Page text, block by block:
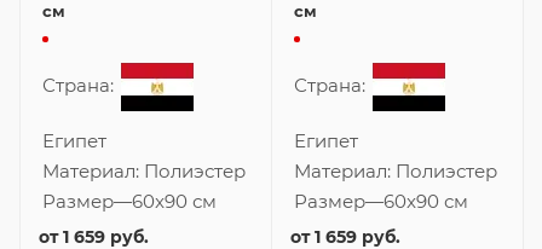
см
Страна:
Египет
Материал: Полиэстер
Размер—60x90 см
от1 659 руб.
см
Страна:
Египет
Материал: Полиэстер
Размер—60x90 см
от1 659 руб.